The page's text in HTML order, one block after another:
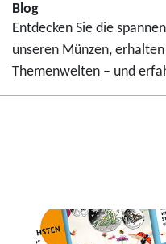
Blog
Entdecken Sie die
unseren Münzen,
Themenwelten – und